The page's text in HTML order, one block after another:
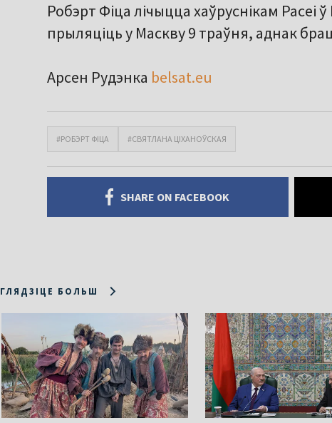
Робэрт Фіца лічыцца хаўруснікам
прыляціць у Маскву 9 траўня, аднак
Арсен Рудэнка belsat.eu
#РОБЭРТ ФІЦА #СВЯТЛАНА ЦІХАНОЎСКАЯ
SHARE ON FACEBOOK
ГЛЯДЗІЦЕ БОЛЬШ